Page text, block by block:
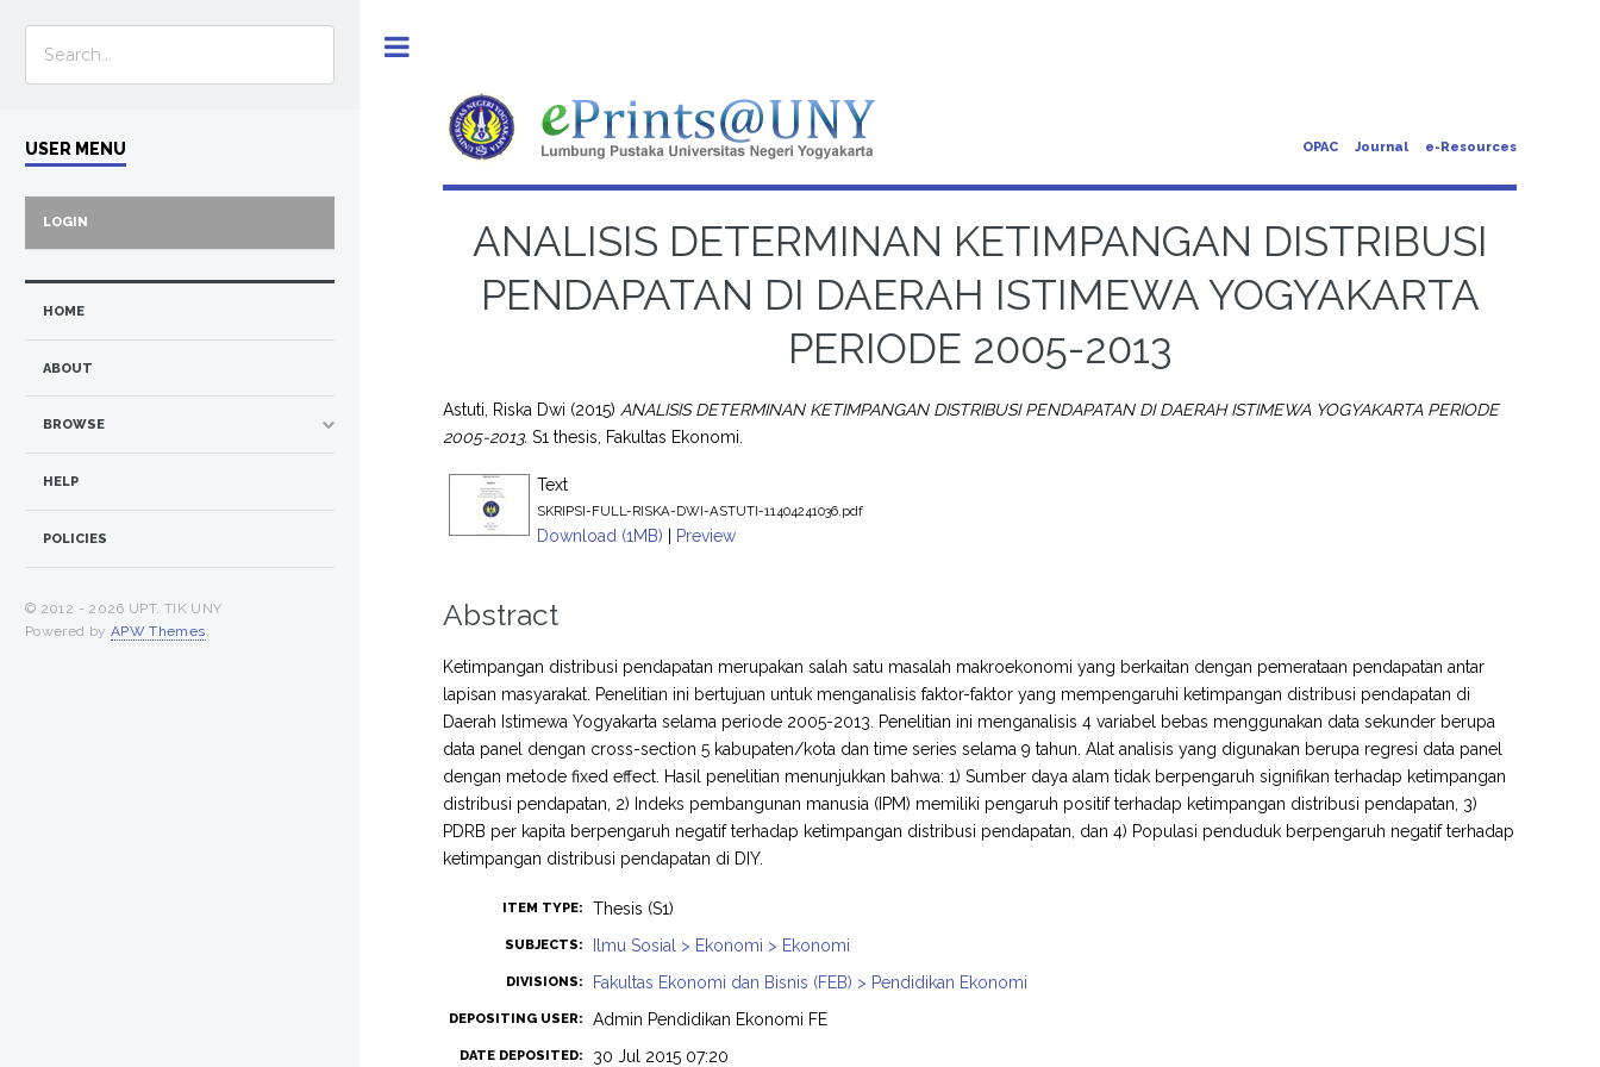
OPAC Journal e-Resources
ANALISIS DETERMINAN KETIMPANGAN DISTRIBUSI
PENDAPATAN DI DAERAH ISTIMEWA YOGYAKARTA
PERIODE 2005-2013
Astuti, Riska Dwi (2015) ANALISIS DETERMINAN KETIMPANGAN DISTRIBUSI PENDAPATAN DI DAERAH ISTIMEWA YOGYAKARTA PERIODE
2005-2013. S1 thesis, Fakultas Ekonomi.
Text
SKRIPSI-FULL-RISKA-DWI-ASTUTI-11404241036.pdf
Download (1MB) | Preview
Abstract
Ketimpangan distribusi pendapatan merupakan salah satu masalah makroekonomi yang berkaitan dengan pemerataan pendapatan antar
lapisan masyarakat. Penelitian ini bertujuan untuk menganalisis faktor-faktor yang mempengaruhi ketimpangan distribusi pendapatan di
Daerah Istimewa Yogyakarta selama periode 2005-2013. Penelitian ini menganalisis 4 variabel bebas menggunakan data sekunder berupa
data panel dengan cross-section 5 kabupaten/kota dan time series selama 9 tahun. Alat analisis yang digunakan berupa regresi data panel
dengan metode fixed effect. Hasil penelitian menunjukkan bahwa: 1) Sumber daya alam tidak berpengaruh signifikan terhadap ketimpangan
distribusi pendapatan, 2) Indeks pembangunan manusia (IPM) memiliki pengaruh positif terhadap ketimpangan distribusi pendapatan, 3)
PDRB per kapita berpengaruh negatif terhadap ketimpangan distribusi pendapatan, dan 4) Populasi penduduk berpengaruh negatif terhadap
ketimpangan distribusi pendapatan di DIY.
ITEM TYPE: Thesis (S1)
SUBJECTS: Ilmu Sosial > Ekonomi > Ekonomi
DIVISIONS: Fakultas Ekonomi dan Bisnis (FEB) > Pendidikan Ekonomi
DEPOSITING USER: Admin Pendidikan Ekonomi FE
DATE DEPOSITED: 30 Jul 2015 07:20
USER MENU
LOGIN
HOME
ABOUT
BROWSE
HELP
POLICIES
© 2012 - 2026 UPT. TIK UNY
Powered by APW Themes